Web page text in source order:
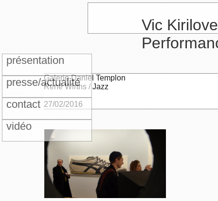
présentation
presse/actualité
contact
vidéo
Vic
Galerie Daniel Templon
René Wirths / Jazz
27/02/2016